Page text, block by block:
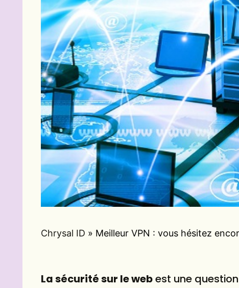
Chrysal ID » Meilleur VPN : vous hésitez
La sécurité sur le webest une